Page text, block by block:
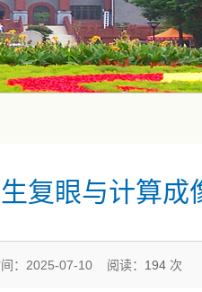
复眼与计算成
：2025-07-10 阅读： 194 次